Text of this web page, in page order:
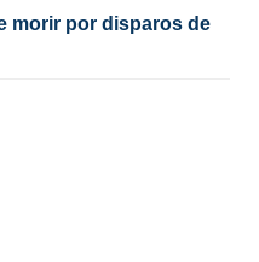
morir por disparos de